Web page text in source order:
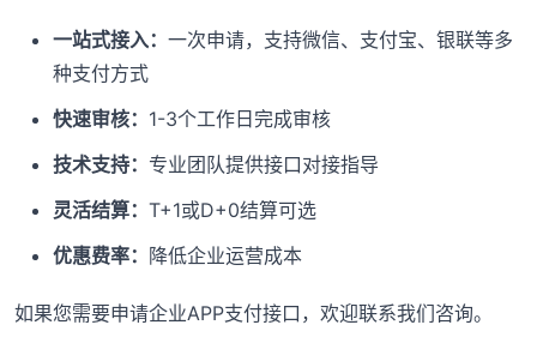
一站式接入： 一次申请，支持微信、支付宝、银联等多
种支付方式
快速审核： 1-3个工作日完成审核
技术支持： 专业团队提供接口对接指导
灵活结算： T+1或D+0结算可选
优惠费率： 降低企业运营成本
如果您需要申请企业APP支付接口，欢迎联系我们咨询。